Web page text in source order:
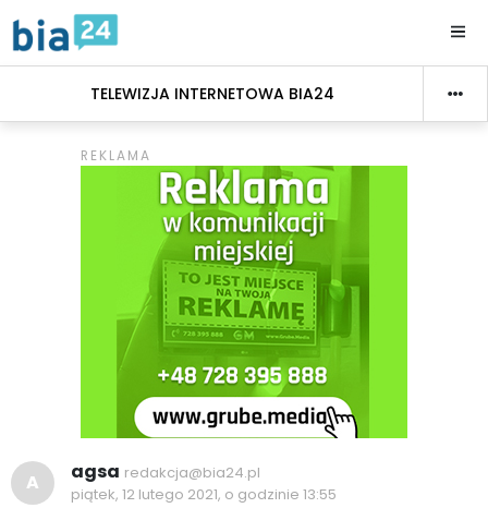
TELEWIZJA INTERNETOWA BIA24
A agsa redakcja@bia24.pl
piątek, 12 lutego 2021, o godzinie 13:55